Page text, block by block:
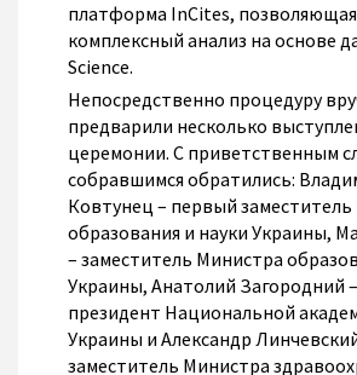
платформа InCites,
комплексный анализ на основе
Science.
Непосредственно процедуру
предварили несколько
церемонии. С приветственным
собравшимся обратились:
Ковтунец – первый
образования и науки Украины,
– заместитель Министра
Украины, Анатолий Загородний
президент Национальной
Украины и Александр
заместитель Министра